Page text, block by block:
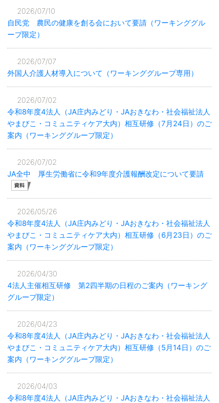
2026/07/10
自民党 農民の健康を創る会において要請（ワーキンググル
ープ限定）
2026/07/07
外国人介護人材導入について（ワーキンググループ専用）
2026/07/02
令和8年度4法人（JA庄内みどり・JAおきなわ・社会福祉法人
やまびこ・コミュニティケア大内）相互研修（7月24日）のご
案内（ワーキンググループ限定）
2026/07/02
JA全中 厚生労働省に令和9年度介護報酬改定について要請
2026/05/26
令和8年度4法人（JA庄内みどり・JAおきなわ・社会福祉法人
やまびこ・コミュニティケア大内）相互研修（6月23日）のご
案内（ワーキンググループ限定）
2026/04/30
4法人主催相互研修 第2四半期の日程のご案内（ワーキング
グループ限定）
2026/04/23
令和8年度4法人（JA庄内みどり・JAおきなわ・社会福祉法人
やまびこ・コミュニティケア大内）相互研修（5月14日）のご
案内（ワーキンググループ限定）
2026/04/03
令和8年度4法人（JA庄内みどり・JAおきなわ・社会福祉法人